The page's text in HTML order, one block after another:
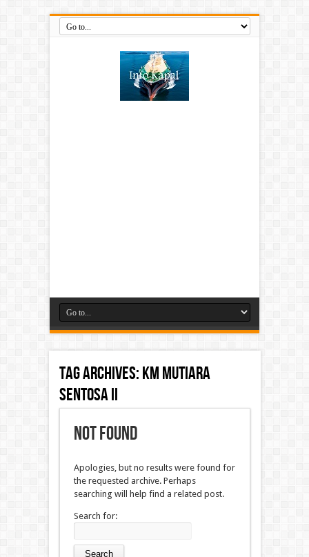
Tag Archives:KM Mutiara
Sentosa II
Not Found
Apologies, but no results were found for
the requested archive. Perhaps
searching will help find a related post.
Search for: